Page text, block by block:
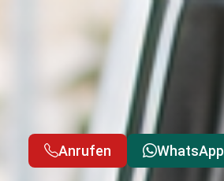
Anrufen WhatsApp